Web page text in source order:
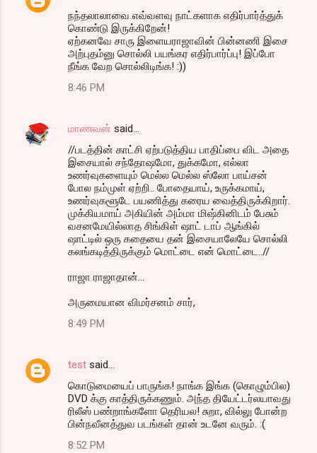
நந்தலாலாவை எவ்வளவு நாட்களாக எதிர்பார்த்துக்
கொண்டு இருக்கிறேன்!
ஏற்கனவே சாரு இளையராஜாவின் பின்னணி இசை
அற்புதம்னு சொல்லி பயங்கர எதிர்பார்ப்பு! இப்போ
நீங்க வேற சொல்லிடிங்க! :))
8:46 PM
மாணவன் said…
//படத்தின் காட்சி ஏற்படுத்திய பாதிப்பை விட அதை
இசையால் சந்தோஷமோ, துக்கமோ, எல்லா
உணர்வுகளையும் மெல்ல மெல்ல ஸ்லோ பாய்சன்
போல நம்முள் ஏற்றி.. போதையாய், உருக்கமாய்,
உணர்வுகளூடே பயணித்து கரைய வைத்திருக்கிறார்.
முக்கியமாய் அகியின் அம்மா மிஷ்கினிடம் பேசும்
வசனமேயில்லாத சிங்கிள் ஷாட் டாப் ஆங்கில்
ஷாட்டில் ஒரு கதையை தன் இசையாலேயே சொல்லி
கலங்கடித்திருக்கும் மொட்டை என் மொட்டை..//
ராஜா ராஜாதான்...
அருமையான விமர்சனம் சார்,
8:49 PM
test said…
கொடுமையைப் பாருங்க! நாங்க இங்க (கொழும்பில)
DVD க்கு காத்திருக்கணும். அந்த தியேட்டர்லயாவது
ரிலீஸ் பண்றாங்களோ தெரியல! சுறா, வில்லு போன்ற
பின்நவீனத்துவ படங்கள் தான் உடனே வரும். :(
8:52 PM